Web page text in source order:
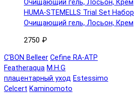
HUMA-STEMELLS Trial Set
Очищающий гель, Лосьон, Крем
2750 ₽
C'BON Belleer Cefine RA-ATP
Featheraqua M.H.G
плацентарный уход Estessimo
Celcert Kaminomoto